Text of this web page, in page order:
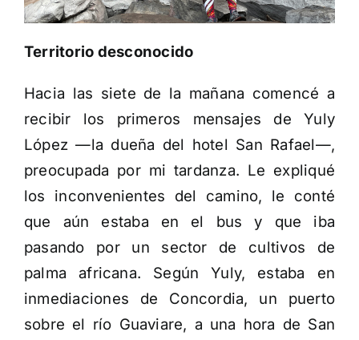
Territorio desconocido
Hacia las siete de la mañana comencé a
recibir los primeros mensajes de Yuly
López —la dueña del hotel San Rafael—,
preocupada por mi tardanza. Le expliqué
los inconvenientes del camino, le conté
que aún estaba en el bus y que iba
pasando por un sector de cultivos de
palma africana. Según Yuly, estaba en
inmediaciones de Concordia, un puerto
sobre el río Guaviare, a una hora de San